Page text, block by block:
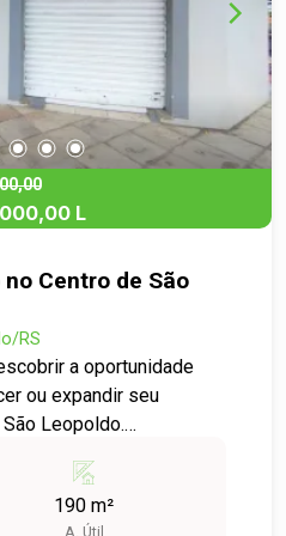
exposição dos seus
de Uso: O
ser adaptado para
como lojas de
de beleza, entre
uma visita ou para
esta incrível loja
por você! Venha
comercial!
L
Centro de São
RS
a oportunidade
ou expandir seu
Leopoldo.
m², ideal para
varejo, serviços ou
190 m²
A. Útil